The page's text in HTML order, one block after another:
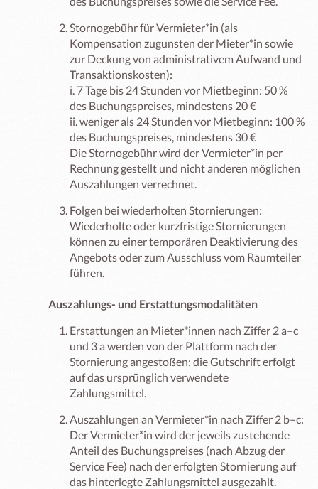
Stornogebühr für Vermieter*in (als
Kompensation zugunsten der Mieter*in sowie
zur Deckung von administrativem Aufwand und
Transaktionskosten):
i. 7 Tage bis 24 Stunden vor Mietbeginn: 50 %
des Buchungspreises, mindestens 20 €
ii. weniger als 24 Stunden vor Mietbeginn: 100 %
des Buchungspreises, mindestens 30 €
Die Stornogebühr wird der Vermieter*in per
Rechnung gestellt und nicht anderen möglichen
Auszahlungen verrechnet.
Folgen bei wiederholten Stornierungen:
Wiederholte oder kurzfristige Stornierungen
können zu einer temporären Deaktivierung des
Angebots oder zum Ausschluss vom Raumteiler
führen.
Auszahlungs- und Erstattungsmodalitäten
Erstattungen an Mieter*innen nach Ziffer 2 a–c
und 3 a werden von der Plattform nach der
Stornierung angestoßen; die Gutschrift erfolgt
auf das ursprünglich verwendete
Zahlungsmittel.
Auszahlungen an Vermieter*in nach Ziffer 2 b–c:
Der Vermieter*in wird der jeweils zustehende
Anteil des Buchungspreises (nach Abzug der
Service Fee) nach der erfolgten Stornierung auf
das hinterlegte Zahlungsmittel ausgezahlt.